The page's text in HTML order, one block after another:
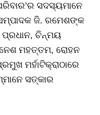
ସଦସ୍ୟମାନେ
ଜି. ରମେଶଙ୍କ
ଚିନ୍ମୟ
ମହତ୍ତମ, ରୋହନ
ମର୍ହାଟିକ୍ରାଠାରେ
ସତ୍କାର